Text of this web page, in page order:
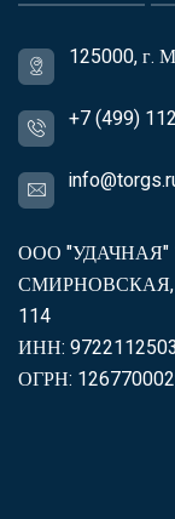
125000, г.
+7 (499)
ООО "УДАЧНАЯ"
СМИРНОВСКАЯ,
114
ИНН:
ОГРН: